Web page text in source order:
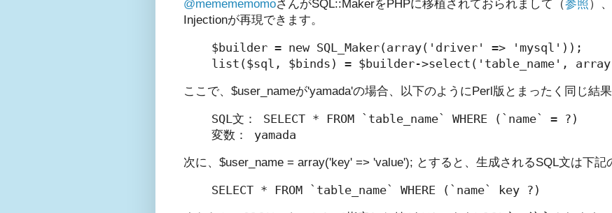
@memememomoさんがSQL::MakerをPHPに移植されておられまして（参照 ）
Injectionが再現できます。
$builder = new SQL_Maker(array('driver' => 'mysql'));
ここで、$user_nameが'yamada'の場合、以下のようにPerl版とまったく同じ結果
SQL文： SELECT * FROM `table_name` WHERE (`name` = ?)
次に、$user_name = array('key' => 'value'); とすると、生成されるSQL文は下記